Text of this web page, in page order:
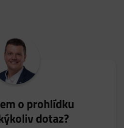
o prohlídku
dotaz?